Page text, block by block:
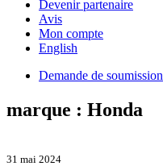
Devenir partenaire
Avis
Mon compte
English
Demande de soumission
marque : Honda
31 mai 2024